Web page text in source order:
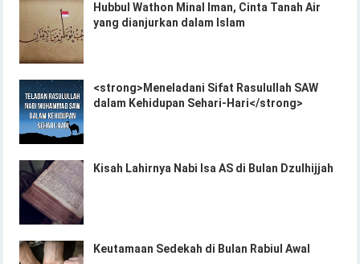
Hubbul Wathon Minal Iman, Cinta Tanah Air
yang dianjurkan dalam Islam
<strong>Meneladani Sifat Rasulullah SAW
dalam Kehidupan Sehari-Hari</strong>
Kisah Lahirnya Nabi Isa AS di Bulan Dzulhijjah
Keutamaan Sedekah di Bulan Rabiul Awal